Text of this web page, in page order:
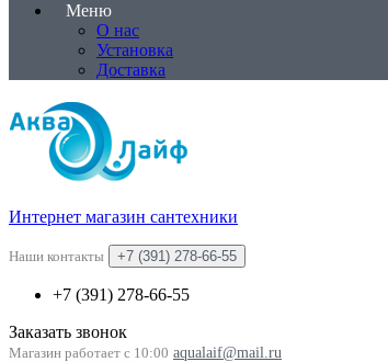
Меню
О нас
Установка
Доставка
Интернет магазин сантехники
Наши контакты +7 (391) 278-66-55
+7 (391) 278-66-55
Заказать звонок
Магазин работает с 10:00 aqualaif@mail.ru